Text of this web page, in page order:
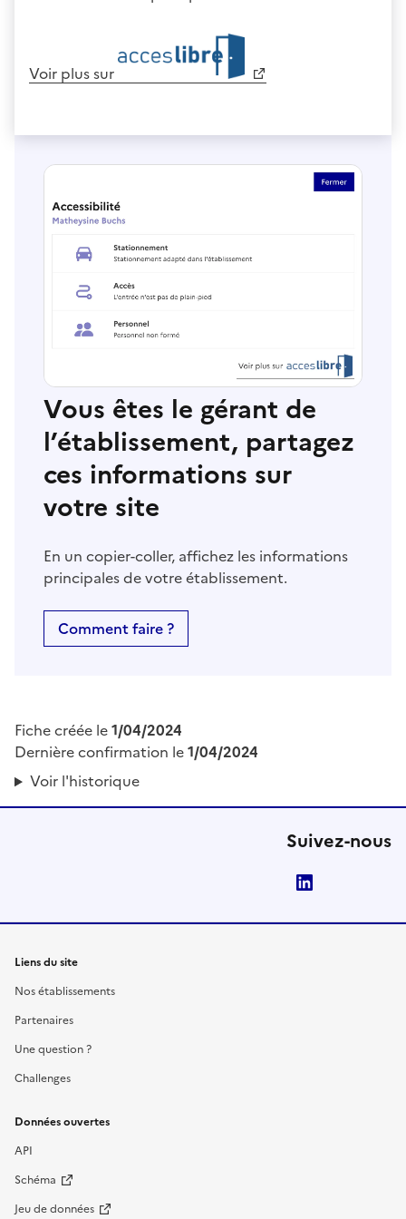
Voir plus sur
Vous êtes le gérant de
l’établissement, partagez
ces informations sur
votre site
En un copier-coller, affichez les informations
principales de votre établissement.
Comment faire ?
Fiche créée le1/04/2024
Dernière confirmation le1/04/2024
Voir l'historique
Suivez-nous
Liens du site
Nos établissements
Partenaires
Une question ?
Challenges
Données ouvertes
API
Schéma
Jeu de données